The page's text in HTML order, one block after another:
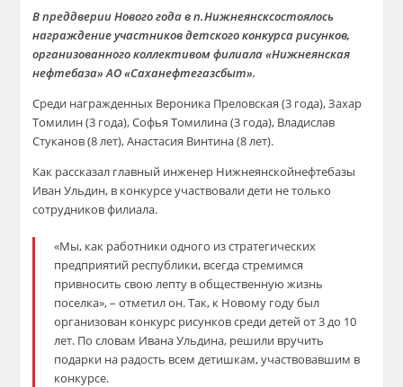
В преддверии Нового годавп.Нижнеянсксостоялось
награждениеучастниковдетского конкурса рисунков,
организованного коллективом филиала «Нижнеянская
нефтебаза» АО «Саханефтегазсбыт».
Среди награжденных Вероника Преловская (3 года),Захар
Томилин(3 года),Софья Томилина(3 года), Владислав
Стуканов(8 лет),Анастасия Винтина(8 лет).
Как рассказал главный инженер Нижнеянскойнефтебазы
ИванУльдин, в конкурсе участвовали дети не только
сотрудниковфилиала.
«Мы, как работники одного из стратегических
предприятий республики, всегда стремимся
привносить свою лепту в общественную жизнь
поселка»,– отметил он.Так, к Новому годубыл
организован конкурс рисунков среди детей от 3 до 10
лет. По словам ИванаУльдина, решили вручить
подарки на радость всем детишкам, участвовавшим в
конкурсе.